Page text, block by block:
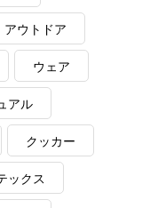
アウトドア
ウェア
アル
クッカー
ックス